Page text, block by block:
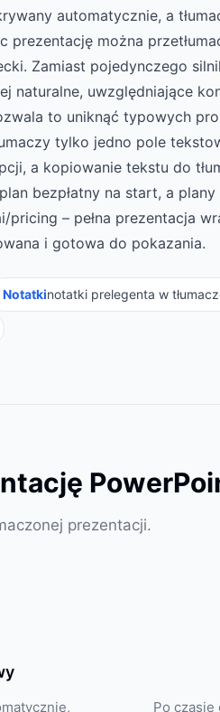
automatycznie, a
prezentację można
Zamiast pojedynczego
naturalne, uwzględniające
to uniknąć typowych
tylko jedno pole
a kopiowanie tekstu do
bezpłatny na start, a plany
– pełna prezentacja
i gotowa do pokazania.
Notatkinotatki prelegenta w
prezentacji.
Po